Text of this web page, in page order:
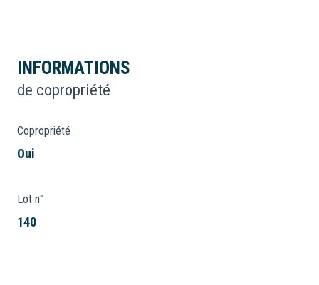
INFORMATIONS
de copropriété
Copropriété
Oui
Lot n°
140